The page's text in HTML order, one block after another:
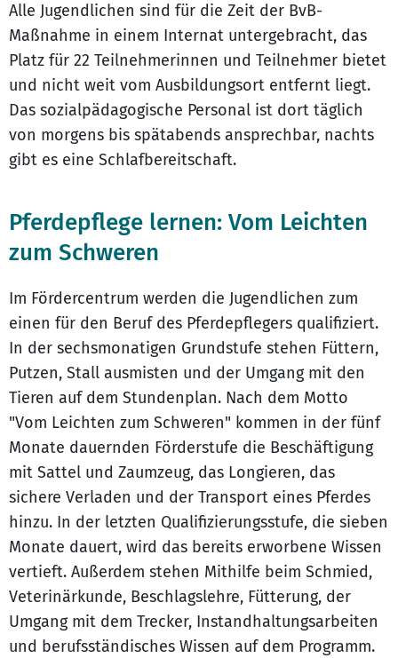
Alle Jugendlichen sind für die Zeit der BvB-
Maßnahme in einem Internat untergebracht, das
Platz für 22 Teilnehmerinnen und Teilnehmer bietet
und nicht weit vom Ausbildungsort entfernt liegt.
Das sozialpädagogische Personal ist dort täglich
von morgens bis spätabends ansprechbar, nachts
gibt es eine Schlafbereitschaft.
Pferdepflege lernen: Vom Leichten
zum Schweren
Im Fördercentrum werden die Jugendlichen zum
einen für den Beruf des Pferdepflegers qualifiziert.
In der sechsmonatigen Grundstufe stehen Füttern,
Putzen, Stall ausmisten und der Umgang mit den
Tieren auf dem Stundenplan. Nach dem Motto
"Vom Leichten zum Schweren" kommen in der fünf
Monate dauernden Förderstufe die Beschäftigung
mit Sattel und Zaumzeug, das Longieren, das
sichere Verladen und der Transport eines Pferdes
hinzu. In der letzten Qualifizierungsstufe, die sieben
Monate dauert, wird das bereits erworbene Wissen
vertieft. Außerdem stehen Mithilfe beim Schmied,
Veterinärkunde, Beschlagslehre, Fütterung, der
Umgang mit dem Trecker, Instandhaltungsarbeiten
und berufsständisches Wissen auf dem Programm.